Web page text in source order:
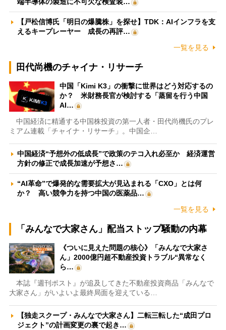
【戸松信博氏「明日の爆騰株」を探せ】TDK：AIインフラを支
えるキープレーヤー 成長の再評…
一覧を見る
田代尚機のチャイナ・リサーチ
中国「Kimi K3」の衝撃に世界はどう対応するの
か？ 米財務長官が検討する「蒸留を行う中国
AI…
中国経済に精通する中国株投資の第一人者・田代尚機氏のプレ
ミアム連載「チャイナ・リサーチ」。中国企…
中国経済“予想外の低成長”で政策のテコ入れ必至か 経済運営
方針の修正で成長加速が予想さ…
“AI革命”で爆発的な需要拡大が見込まれる「CXO」とは何
か？ 高い競争力を持つ中国の医薬品…
一覧を見る
「みんなで大家さん」配当ストップ騒動の内幕
《ついに見えた問題の核心》「みんなで大家さ
ん」2000億円超不動産投資トラブル“異常なく
ら…
本誌『週刊ポスト』が追及してきた不動産投資商品「みんなで
大家さん」がいよいよ最終局面を迎えている…
【独走スクープ・みんなで大家さん】二転三転した“成田プロ
ジェクト”の計画変更の裏で起き…